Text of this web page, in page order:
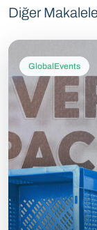
Diğer
GlobalEvents